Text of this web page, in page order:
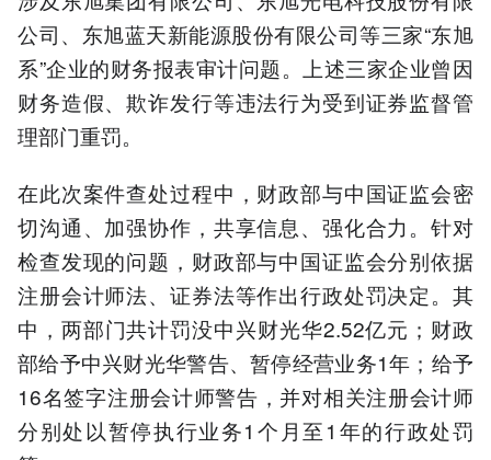
公司、东旭蓝天新能源股份有限公司等三家“东旭
系”企业的财务报表审计问题。上述三家企业曾因
财务造假、欺诈发行等违法行为受到证券监督管
理部门重罚。
在此次案件查处过程中，财政部与中国证监会密
切沟通、加强协作，共享信息、强化合力。针对
检查发现的问题，财政部与中国证监会分别依据
注册会计师法、证券法等作出行政处罚决定。其
中，两部门共计罚没中兴财光华2.52亿元；财政
部给予中兴财光华警告、暂停经营业务1年；给予
16名签字注册会计师警告，并对相关注册会计师
分别处以暂停执行业务1个月至1年的行政处罚